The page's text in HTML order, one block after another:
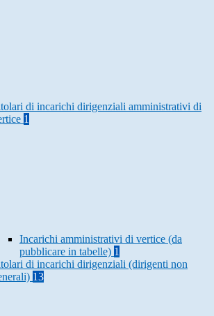
di incarichi dirigenziali amministrativi di
1
Incarichi amministrativi di vertice (da
pubblicare in tabelle) 1
di incarichi dirigenziali (dirigenti non
13